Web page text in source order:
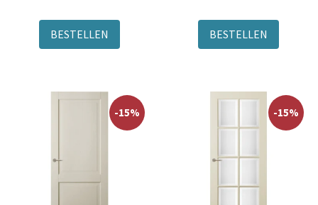
BESTELLEN BESTELLEN
-15% -15%